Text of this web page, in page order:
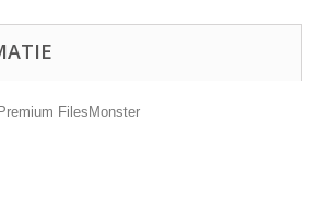
FilesMonster